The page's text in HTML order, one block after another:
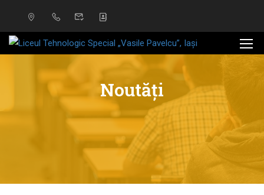
Noutăți